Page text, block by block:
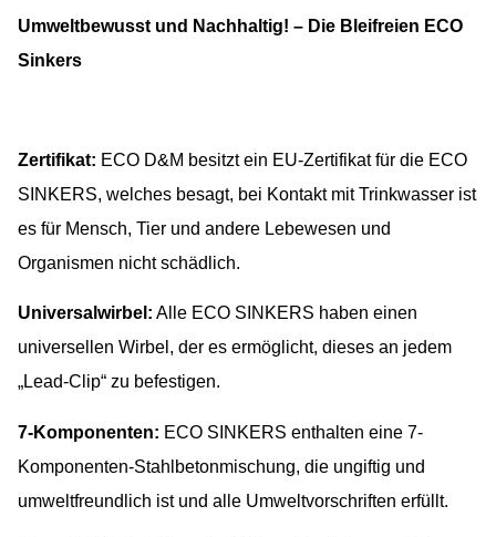
Umweltbewusst und Nachhaltig! – Die Bleifreien ECO
Sinkers
Zertifikat: ECO D&M besitzt ein EU-Zertifikat für die ECO
SINKERS, welches besagt, bei Kontakt mit Trinkwasser ist
es für Mensch, Tier und andere Lebewesen und
Organismen nicht schädlich.
Universalwirbel: Alle ECO SINKERS haben einen
universellen Wirbel, der es ermöglicht, dieses an jedem
„Lead-Clip“ zu befestigen.
7-Komponenten: ECO SINKERS enthalten eine 7-
Komponenten-Stahlbetonmischung, die ungiftig und
umweltfreundlich ist und alle Umweltvorschriften erfüllt.